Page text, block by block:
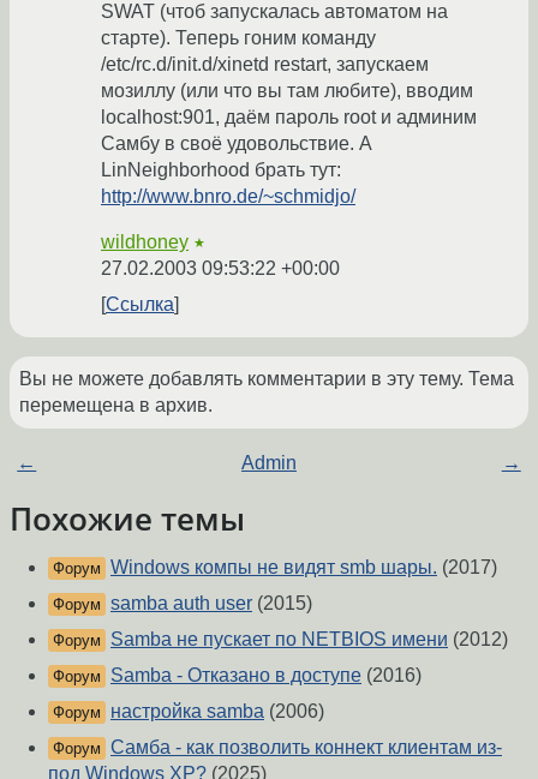
SWAT (чтоб запускалась автоматом на
старте). Теперь гоним команду
/etc/rc.d/init.d/xinetd restart, запускаем
мозиллу (или что вы там любите), вводим
localhost:901, даём пароль root и админим
Самбу в своё удовольствие. А
LinNeighborhood брать тут:
http://www.bnro.de/~schmidjo/
wildhoney ★
27.02.2003 09:53:22 +00:00
Ссылка
Вы не можете добавлять комментарии в эту тему. Тема
перемещена в архив.
← Admin →
Похожие темы
Форум Windows компы не видят smb шары. (2017)
Форум samba auth user (2015)
Форум Samba не пускает по NETBIOS имени (2012)
Форум Samba - Отказано в доступе (2016)
Форум настройка samba (2006)
Форум Самба - как позволить коннект клиентам из-
под Windows XP? (2025)